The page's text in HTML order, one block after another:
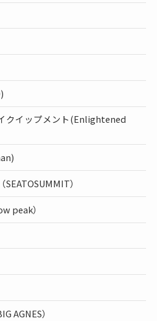
クイップメント(Enlightened
）
peak）
AGNES）